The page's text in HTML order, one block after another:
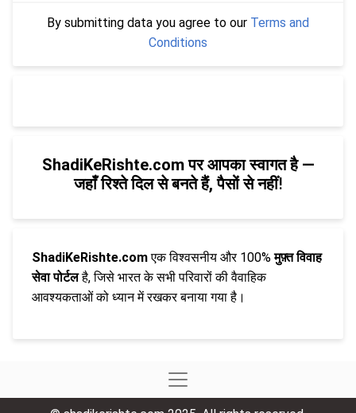
By submitting data you agree to our Terms and
Conditions
ShadiKeRishte.com पर आपका स्वागत है —
जहाँ रिश्ते दिल से बनते हैं, पैसों से नहीं!
ShadiKeRishte.comएक विश्वसनीय और 100%मुफ़्त विवाह
सेवा पोर्टलहै, जिसे भारत के सभी परिवारों की वैवाहिक
आवश्यकताओं को ध्यान में रखकर बनाया गया है।